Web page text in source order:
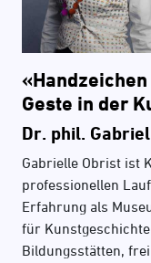
Geste in der
Dr. phil.
Gabrielle Obrist ist
professionellen
Erfahrung als
für
Bildungsstätten,